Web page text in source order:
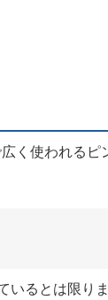
く使われる
るとは限りま